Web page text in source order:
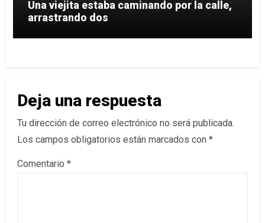
Una viejita estaba caminando por la calle,
arrastrando dos
Deja una respuesta
Tu dirección de correo electrónico no será publicada.
Los campos obligatorios están marcados con *
Comentario *